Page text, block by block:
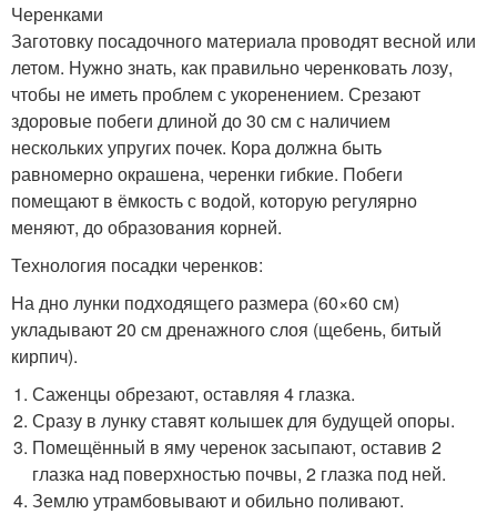
Черенками
Заготовку посадочного материала проводят весной или
летом. Нужно знать, как правильно черенковать лозу,
чтобы не иметь проблем с укоренением. Срезают
здоровые побеги длиной до 30 см с наличием
нескольких упругих почек. Кора должна быть
равномерно окрашена, черенки гибкие. Побеги
помещают в ёмкость с водой, которую регулярно
меняют, до образования корней.
Технология посадки черенков:
На дно лунки подходящего размера (60×60 см)
укладывают 20 см дренажного слоя (щебень, битый
кирпич).
Саженцы обрезают, оставляя 4 глазка.
Сразу в лунку ставят колышек для будущей опоры.
Помещённый в яму черенок засыпают, оставив 2
глазка над поверхностью почвы, 2 глазка под ней.
Землю утрамбовывают и обильно поливают.